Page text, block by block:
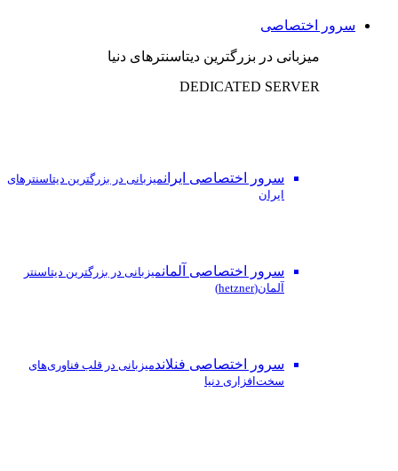
سرور اختصاصی
میزبانی در بزرگترین دیتاسنترهای دنیا
DEDICATED SERVER
سرور اختصاصی ایرانمیزبانی در بزرگترین دیتاسنترهای
ایران
سرور اختصاصی آلمانمیزبانی در بزرگترین دیتاسنتر
آلمان(hetzner)
سرور اختصاصی فنلاندمیزبانی در قلب فناوری‌های
سخت‌افزاری دنیا